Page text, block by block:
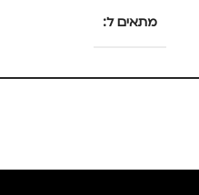
מתאים ל
מנהלים, עסקים, עבודה